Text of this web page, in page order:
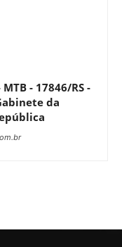
- 17846/RS -
da